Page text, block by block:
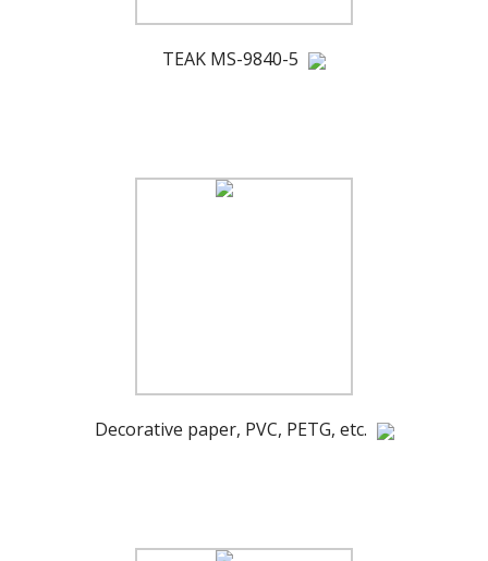
TEAK MS-9840-5
Decorative paper, PVC, PETG, etc.